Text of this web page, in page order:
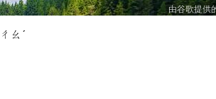
由谷歌提供
ㄠˊ